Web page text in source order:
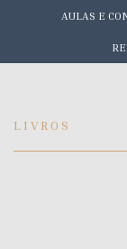
AULAS E
LIVROS